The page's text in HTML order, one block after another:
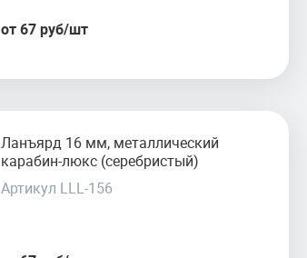
от 67 руб/шт
Ланъярд 16 мм, металлический
карабин-люкс (серебристый)
Артикул LLL-156